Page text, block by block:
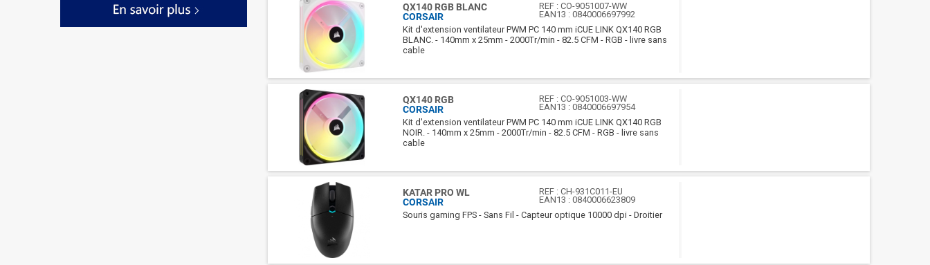
QX140 RGB BLANC
CORSAIR
REF :CO-9051007-WW
EAN13 :0840006697992
Kit d'extension ventilateur PWM PC 140 mm iCUE LINK QX140 RGB
BLANC. - 140mm x 25mm - 2000Tr/min - 82.5 CFM - RGB - livre sans
cable
QX140 RGB
CORSAIR
REF :CO-9051003-WW
EAN13 :0840006697954
Kit d'extension ventilateur PWM PC 140 mm iCUE LINK QX140 RGB
NOIR. - 140mm x 25mm - 2000Tr/min - 82.5 CFM - RGB - livre sans
cable
KATAR PRO WL
CORSAIR
REF :CH-931C011-EU
EAN13 :0840006623809
Souris gaming FPS - Sans Fil - Capteur optique 10000 dpi - Droitier